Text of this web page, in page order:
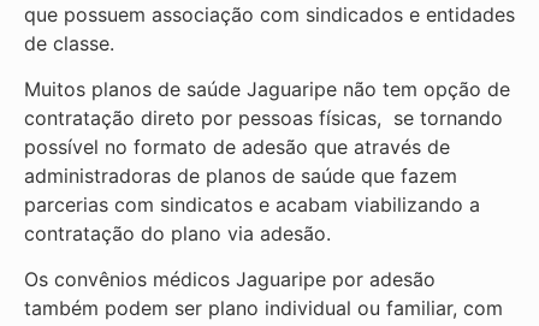
que possuem associação com sindicados e entidades
de classe.
Muitos planos de saúde Jaguaripe não tem opção de
contratação direto por pessoas físicas, se tornando
possível no formato de adesão que através de
administradoras de planos de saúde que fazem
parcerias com sindicatos e acabam viabilizando a
contratação do plano via adesão.
Os convênios médicos Jaguaripe por adesão
também podem ser plano individual ou familiar, com